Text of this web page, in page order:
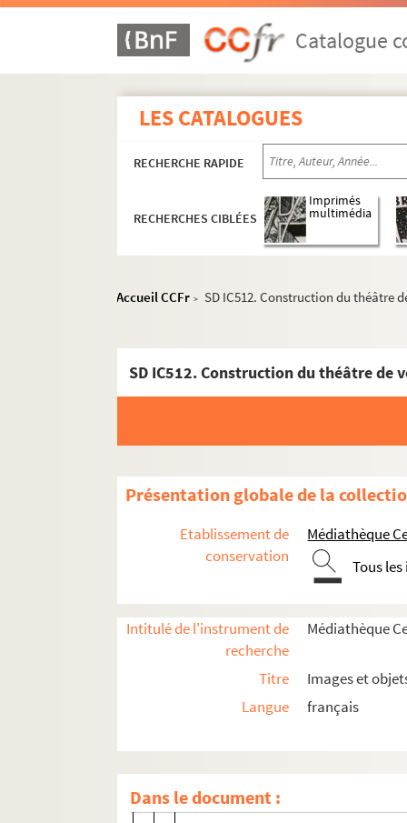
Catalogue
LES CATALOGUES
RECHERCHE RAPIDE
RECHERCHES CIBLÉES
Imprimés
multimédia
Accueil CCFr > SD IC512. Construction du théâtre
SD IC512. Construction du théâtre de
Présentation globale de la
Etablissement de
conservation
Médiathèque
Tous
Intitulé de l'instrument de
recherche
Médiathèque
Titre
Images et
Langue
français
Dans le document :
Vie du territoire
Rénovations et aménagements urbains
SD IC461. Chantier de construction
SD IC462. Chantier de construction
SD IC463. Chantier de construction
SD IC465. Chantier de construction
SD IC451. Travaux pour la
SD IC452. Le square de la gare
SD IC453. Le square de la gare
SD IC454. Square de la gare